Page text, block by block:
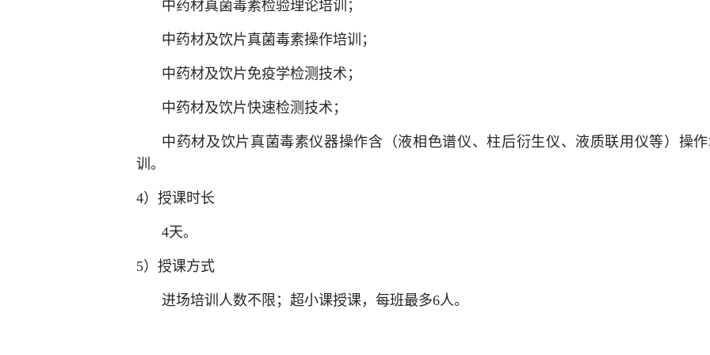
中药材真菌毒素检验理论培训；
中药材及饮片真菌毒素操作培训；
中药材及饮片免疫学检测技术；
中药材及饮片快速检测技术；
中药材及饮片真菌毒素仪器操作含（液相色谱仪、柱后衍生仪、液质联用仪等）操
训。
4）授课时长
4天。
5）授课方式
进场培训人数不限；超小课授课，每班最多6人。